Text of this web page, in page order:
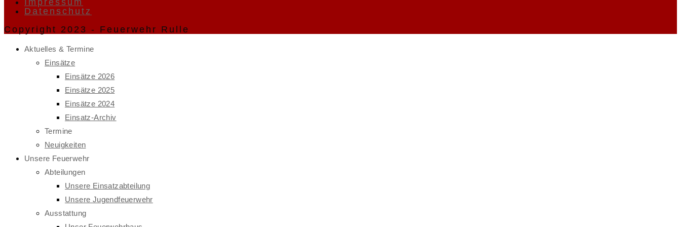
Datenschutz
Copyright 2023 - Feuerwehr Rulle
Aktuelles & Termine
Einsätze
Einsätze 2026
Einsätze 2025
Einsätze 2024
Einsatz-Archiv
Termine
Neuigkeiten
Unsere Feuerwehr
Abteilungen
Unsere Einsatzabteilung
Unsere Jugendfeuerwehr
Ausstattung